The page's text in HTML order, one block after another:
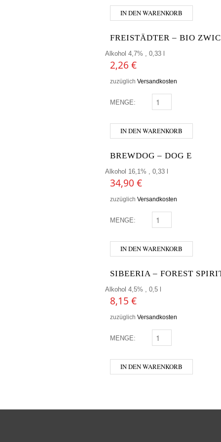
IN DEN WARENKORB
FREISTÄDTER – BIO
Alkohol 4,7% , 0,33 l
2,26 €
zuzüglich Versandkosten
MENGE: FREISTÄDTER - BIO
IN DEN WARENKORB
BREWDOG – DOG E
Alkohol 16,1% , 0,33 l
34,90 €
zuzüglich Versandkosten
MENGE: BREWDOG - DOG E
IN DEN WARENKORB
SIBEERIA – FOREST
Alkohol 4,5% , 0,5 l
8,15 €
zuzüglich Versandkosten
MENGE: SIBEERIA - FOREST
IN DEN WARENKORB